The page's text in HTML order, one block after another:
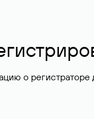
о регистраторе